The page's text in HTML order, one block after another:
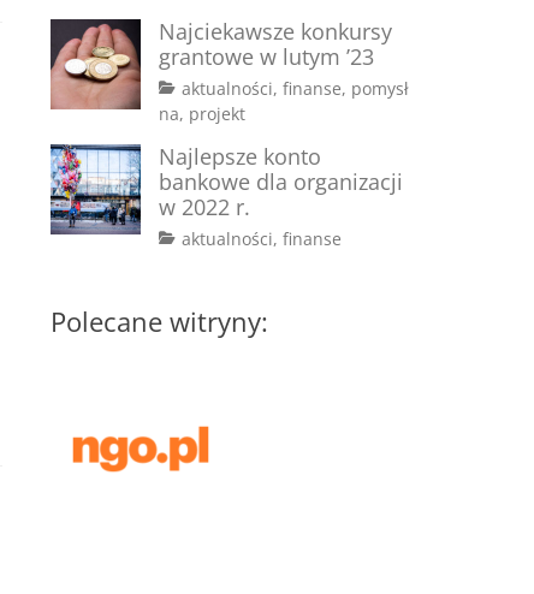
Najciekawsze konkursy
grantowe w lutym ’23
Categories
aktualności, finanse, pomysł
na, projekt
#fundusze
#granty,
#pisanie
lutego
2023
Najlepsze konto
bankowe dla organizacji
w 2022 r.
Categories
aktualności, finanse
Polecane witryny: